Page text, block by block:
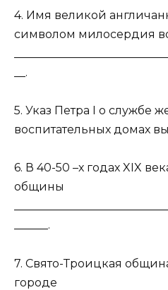
4. Имя великой
символом милосердия
__.
5. Указ Петра I о службе
воспитательных домах
6. В 40-50 –х годах XIX
общины
______.
7. Свято-Троицкая
городе